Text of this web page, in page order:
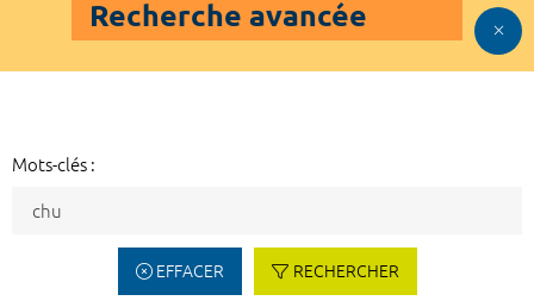
Recherche avancée
Mots-clés :
EFFACER RECHERCHER